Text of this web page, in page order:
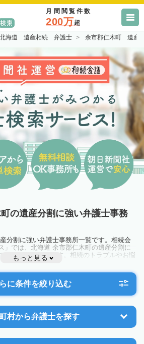
月間閲覧件数
200万超
北海道 遺産相続 弁護士 余市郡仁木町 遺産
の遺産分割に強い弁護士事務
分割に強い弁護士事務所一覧です。相続会
」では、北海道 余市郡仁木町の遺産分割に
見ることが出来ます。相続のトラブルやお悩
隣の弁護士に相談してみましょう。
もっと見る
に条件を絞り込む
村から弁護士を探す